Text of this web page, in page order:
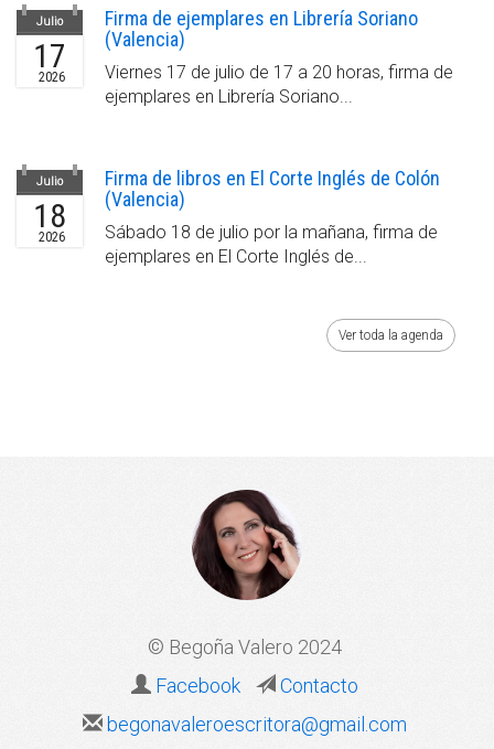
Julio
17
2026
Firma de ejemplares en Librería Soriano
(Valencia)
Viernes 17 de julio de 17 a 20 horas, firma de
ejemplares en Librería Soriano...
Julio
18
2026
Firma de libros en El Corte Inglés de Colón
(Valencia)
Sábado 18 de julio por la mañana, firma de
ejemplares en El Corte Inglés de...
Ver toda la agenda
© Begoña Valero 2024
Facebook
Contacto
begonavaleroescritora@gmail.com